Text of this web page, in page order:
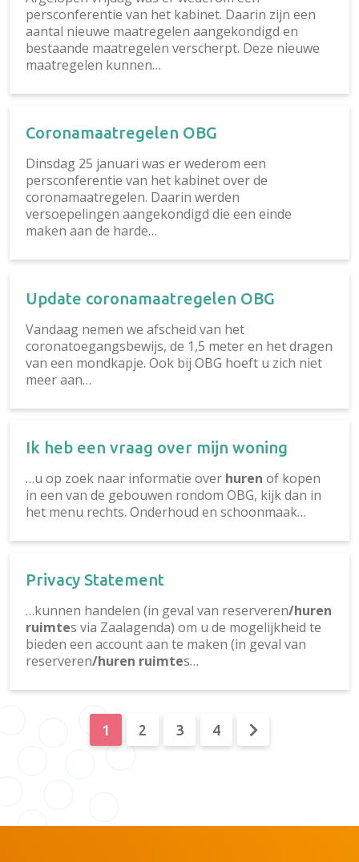
persconferentie van het kabinet. Daarin zijn een
aantal nieuwe maatregelen aangekondigd en
bestaande maatregelen verscherpt. Deze nieuwe
maatregelen kunnen…
Coronamaatregelen OBG
Dinsdag 25 januari was er wederom een
persconferentie van het kabinet over de
coronamaatregelen. Daarin werden
versoepelingen aangekondigd die een einde
maken aan de harde…
Update coronamaatregelen OBG
Vandaag nemen we afscheid van het
coronatoegangsbewijs, de 1,5 meter en het dragen
van een mondkapje. Ook bij OBG hoeft u zich niet
meer aan…
Ik heb een vraag over mijn woning
…u op zoek naar informatie over huren of kopen
in een van de gebouwen rondom OBG, kijk dan in
het menu rechts. Onderhoud en schoonmaak…
Privacy Statement
…kunnen handelen (in geval van reserveren/huren
ruimtes via Zaalagenda) om u de mogelijkheid te
bieden een account aan te maken (in geval van
reserveren/huren ruimtes…
1 2 3 4